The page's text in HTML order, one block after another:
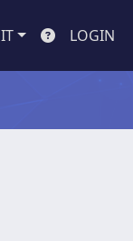
IT LOGIN